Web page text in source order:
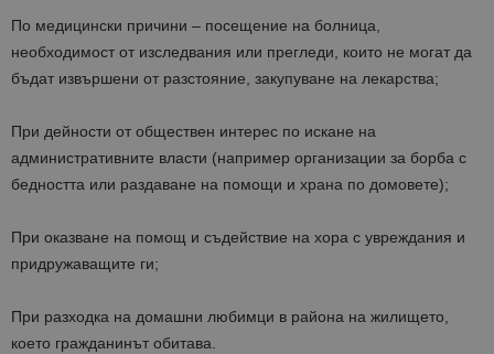
По медицински причини – посещение на болница,
необходимост от изследвания или прегледи, които не могат да
бъдат извършени от разстояние, закупуване на лекарства;
При дейности от обществен интерес по искане на
административните власти (например организации за борба с
бедността или раздаване на помощи и храна по домовете);
При оказване на помощ и съдействие на хора с увреждания и
придружаващите ги;
При разходка на домашни любимци в района на жилището,
което гражданинът обитава.